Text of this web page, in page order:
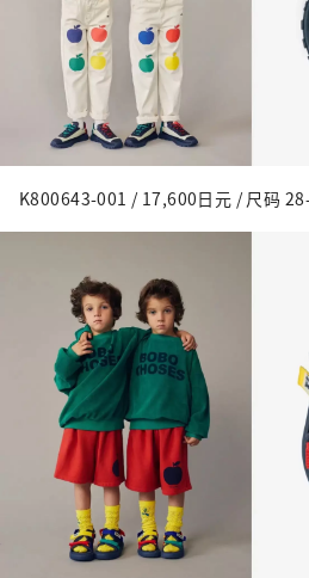
K800643-001 / 17,600日元 / 尺码